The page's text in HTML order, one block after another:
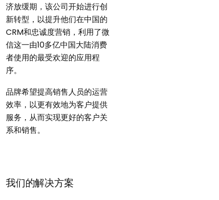
济放缓期，该公司开始进行创
新转型，以提升他们在中国的
CRM和忠诚度营销，利用了微
信这一由10多亿中国大陆消费
者使用的最受欢迎的应用程
序。
品牌希望提高销售人员的运营
效率，以更有效地为客户提供
服务，从而实现更好的客户关
系和销售。
我们的解决方案